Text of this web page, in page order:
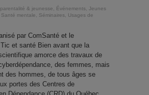
& jeunesse Événements Jeunes
Santé mentale Séminaires
Usages de
par ComSanté et le
et santé Bien avant que la
amorce des travaux de
des femmes, mais
des hommes, de tous âges se
portes des Centres de